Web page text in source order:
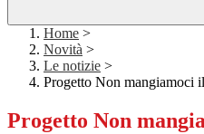
Home >
Novità >
Le notizie >
Progetto Non mangiamoci
Progetto Non